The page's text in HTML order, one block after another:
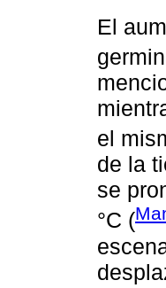
El
el
de la
se
°C (